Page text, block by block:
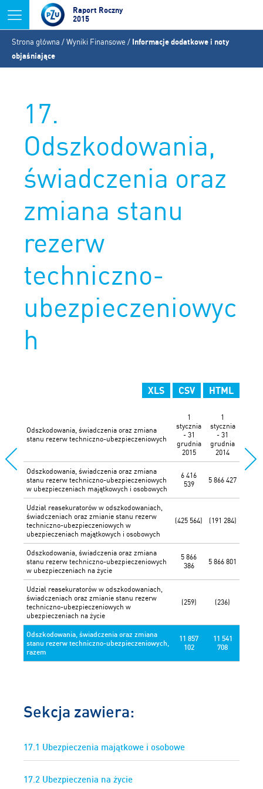
Jump to navigation
Raport Roczny
2015
Jesteś
tutaj
Strona główna /Wyniki Finansowe / Informacje dodatkowe i noty
objaśniające
17.
Odszkodowania,
świadczenia oraz
zmiana stanu
rezerw
techniczno-
ubezpieczeniowyc
h
XLS CSV HTML
Odszkodowania, świadczenia oraz zmiana
stanu rezerw techniczno-ubezpieczeniowych
1
stycznia
- 31
grudnia
2015
1
stycznia
- 31
grudnia
2014
Odszkodowania, świadczenia oraz zmiana
stanu rezerw techniczno-ubezpieczeniowych
w ubezpieczeniach majątkowych i osobowych
6 416
539
5 866 427
Udział reasekuratorów w odszkodowaniach,
świadczeniach oraz zmianie stanu rezerw
techniczno-ubezpieczeniowych w
ubezpieczeniach majątkowych i osobowych
(425 564) (191 284)
Odszkodowania, świadczenia oraz zmiana
stanu rezerw techniczno-ubezpieczeniowych
w ubezpieczeniach na życie
5 866
386
5 866 801
Udział reasekuratorów w odszkodowaniach,
świadczeniach oraz zmianie stanu rezerw
techniczno-ubezpieczeniowych w
ubezpieczeniach na życie
(259) (236)
Odszkodowania, świadczenia oraz zmiana
stanu rezerw techniczno-ubezpieczeniowych,
razem
11 857
102
11 541
708
Sekcja zawiera:
17.1 Ubezpieczenia majątkowe i osobowe
17.2 Ubezpieczenia na życie